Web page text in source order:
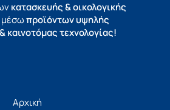
κατασκευής & οικολογικής
μέσωπροϊόντων υψηλής
καινοτόμας τεχνολογίας!
Αρχική